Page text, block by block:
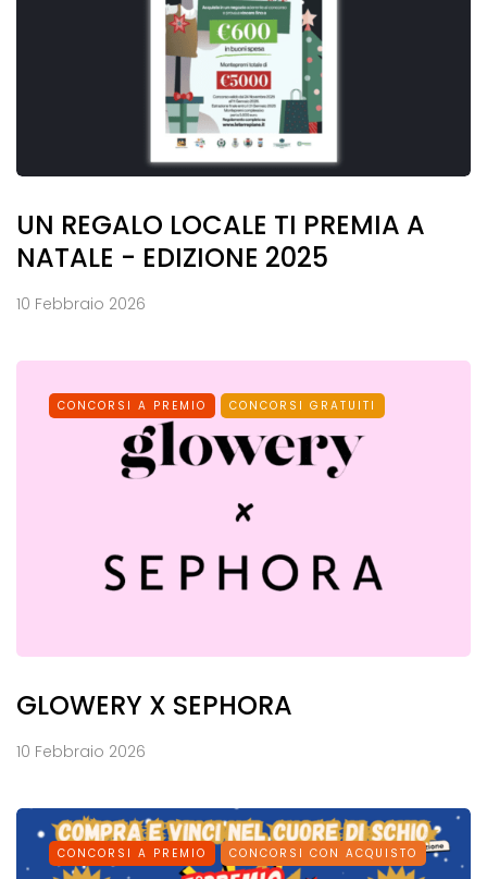
UN REGALO LOCALE TI PREMIA A
NATALE - EDIZIONE 2025
10 Febbraio 2026
CONCORSI A PREMIO CONCORSI GRATUITI
GLOWERY X SEPHORA
10 Febbraio 2026
CONCORSI A PREMIO CONCORSI CON ACQUISTO